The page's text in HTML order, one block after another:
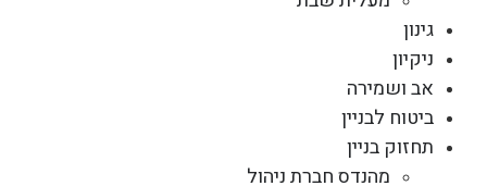
גינון
ניקיון
אב ושמירה
ביטוח לבניין
תחזוק בניין
מהנדס חברת ניהול